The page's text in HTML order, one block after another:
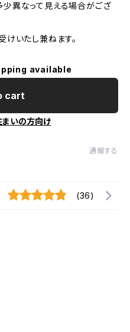
異なって見える場合がござ
けいたし兼ねます。
available
cart
いの方向け
通報する
(36)